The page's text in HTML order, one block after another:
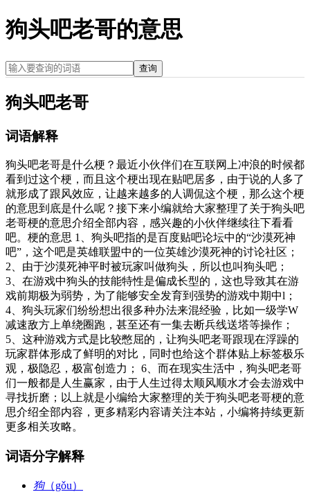
狗头吧老哥的意思
查询
狗头吧老哥
词语解释
狗头吧老哥是什么梗？最近小伙伴们在互联网上冲浪的时候都
看到过这个梗，而且这个梗出现在贴吧居多，由于说的人多了
就形成了跟风效应，让越来越多的人调侃这个梗，那么这个梗
的意思到底是什么呢？接下来小编就给大家整理了关于狗头吧
老哥梗的意思介绍全部内容，感兴趣的小伙伴继续往下看看
吧。梗的意思 1、狗头吧指的是百度贴吧论坛中的“沙漠死神
吧”，这个吧是英雄联盟中的一位英雄沙漠死神的讨论社区；
2、由于沙漠死神平时被玩家叫做狗头，所以也叫狗头吧；
3、在游戏中狗头的技能特性是偏成长型的，这也导致其在游
戏前期极为弱势，为了能够安全发育到强势的游戏中期中l；
4、狗头玩家们纷纷想出很多种办法来混经验，比如一级学W
减速敌方上单绕圈跑，甚至还有一集去断兵线送塔等操作；
5、这种游戏方式是比较憋屈的，让狗头吧老哥跟现在浮躁的
玩家群体形成了鲜明的对比，同时也给这个群体贴上标签极乐
观，极隐忍，极富创造力； 6、而在现实生活中，狗头吧老哥
们一般都是人生赢家，由于人生过得太顺风顺水才会去游戏中
寻找折磨；以上就是小编给大家整理的关于狗头吧老哥梗的意
思介绍全部内容，更多精彩内容请关注本站，小编将持续更新
更多相关攻略。
词语分字解释
狗（gǒu）